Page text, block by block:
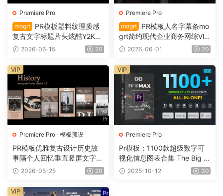
Premiere Pro
mogrt
PR模板塑料纹理质感
复古文字标题片头炫酷Y2K潮
流海报视频MV特效 Plastic Ti
2026-06-15 20
Premiere Pro
mogrt
PR模板人名字幕条mo
grt简约现代企业商务网综Vlo
g视频栏目包装 Lower Thirds
2026-06-01 20
Premiere Pro · 模板预设
PR模板优雅复古设计历史故
事隔个人回忆垂直竖屏文字排
版快拍模板 Insta Stories 3 M
2026-05-25 20
VIP
Premiere Pro
Pr模板：1100款超级数字可
视化信息图表合集 The Big In
fographics 1128
2025-10-12 30
VIP
VIP